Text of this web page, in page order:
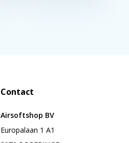
Contact
Airsoftshop BV
Europalaan 1 A1